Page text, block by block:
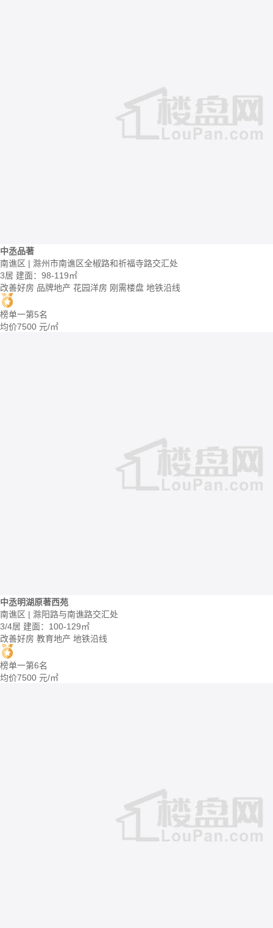
中丞品著
南谯区 | 滁州市南谯区全椒路和祈福寺路交汇处
3居 建面：98-119㎡
改善好房 品牌地产 花园洋房 刚需楼盘 地铁沿线
榜单一第5名
均价7500 元/㎡
中丞明湖原著西苑
南谯区 | 滁阳路与南谯路交汇处
3/4居 建面：100-129㎡
改善好房 教育地产 地铁沿线
榜单一第6名
均价7500 元/㎡